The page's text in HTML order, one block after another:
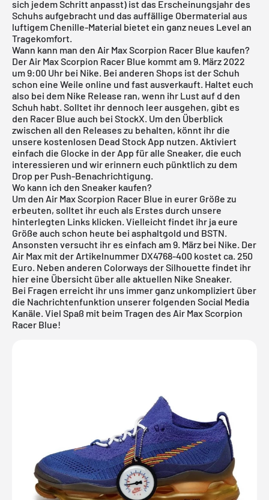
sich jedem Schritt anpasst) ist das Erscheinungsjahr des
Schuhs aufgebracht und das auffällige Obermaterial aus
luftigem Chenille-Material bietet ein ganz neues Level an
Tragekomfort.
Wann kann man den Air Max Scorpion Racer Blue kaufen?
Der Air Max Scorpion Racer Blue kommt am 9. März 2022
um 9:00 Uhr bei Nike. Bei anderen Shops ist der Schuh
schon eine Weile online und fast ausverkauft. Haltet euch
also bei dem Nike Release ran, wenn ihr Lust auf d den
Schuh habt. Solltet ihr dennoch leer ausgehen, gibt es
den Racer Blue auch bei StockX. Um den Überblick
zwischen all den Releases zu behalten, könnt ihr die
unsere kostenlosen Dead Stock App nutzen. Aktiviert
einfach die Glocke in der App für alle Sneaker, die euch
interessieren und wir erinnern euch pünktlich zu dem
Drop per Push-Benachrichtigung.
Wo kann ich den Sneaker kaufen?
Um den Air Max Scorpion Racer Blue in eurer Größe zu
erbeuten, solltet ihr euch als Erstes durch unsere
hinterlegten Links klicken. Vielleicht findet ihr ja eure
Größe auch schon heute bei asphaltgold und BSTN.
Ansonsten versucht ihr es einfach am 9. März bei Nike. Der
Air Max mit der Artikelnummer DX4768-400 kostet ca. 250
Euro. Neben anderen Colorways der Silhouette findet ihr
hier eine Übersicht über alle aktuellen Nike Sneaker.
Bei Fragen erreicht ihr uns immer ganz unkompliziert über
die Nachrichtenfunktion unserer folgenden Social Media
Kanäle. Viel Spaß mit beim Tragen des Air Max Scorpion
Racer Blue!